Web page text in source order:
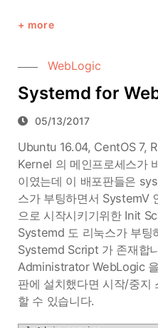
more
WebLogic
Systemd for
05/13/2017
Ubuntu 16.04, CentOS 7,
Kernel 의 메인프로세스가
이였는데 이 배포판들은
스가 부팅하면서 SystemV
으로 시작시키기위한 Init
Systemd 도 리눅스가 부팅
Systemd Script 가 존재합
Administrator WebLogic
판에 설치했다면 시작/중지
할 수 있습니다.